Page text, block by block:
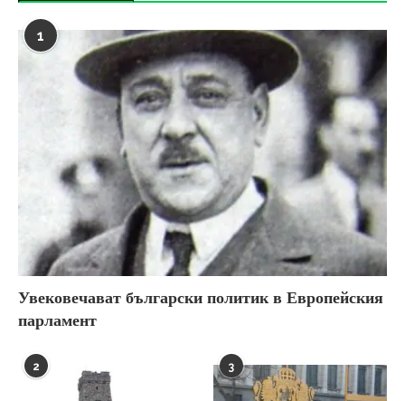
1
Увековечават български политик в Европейския
парламент
2 3